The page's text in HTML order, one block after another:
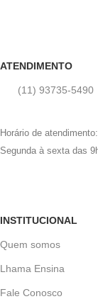
ATENDIMENTO
(11) 93735‑5490‬
Horário de atendimento:
Segunda à sexta das
INSTITUCIONAL
Quem somos
Lhama Ensina
Fale Conosco